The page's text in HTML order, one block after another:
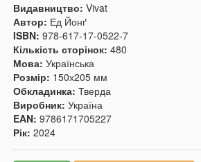
Видавництво:Vivat
Автор: Ед Йонґ
ISBN:978-617-17-0522-7
Кількість сторінок:480
Мова:Українська
Розмір: 150х205 мм
Обкладинка:Тверда
Виробник:Україна
EAN:9786171705227
Рік:2024